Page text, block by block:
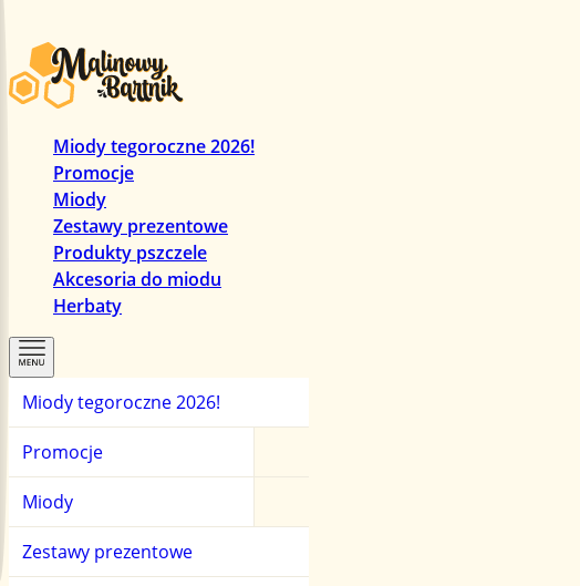
Miody tegoroczne 2026!
Promocje
Miody
Zestawy prezentowe
Produkty pszczele
Akcesoria do miodu
Herbaty
Miody tegoroczne 2026!
Promocje
Miody
Zestawy prezentowe